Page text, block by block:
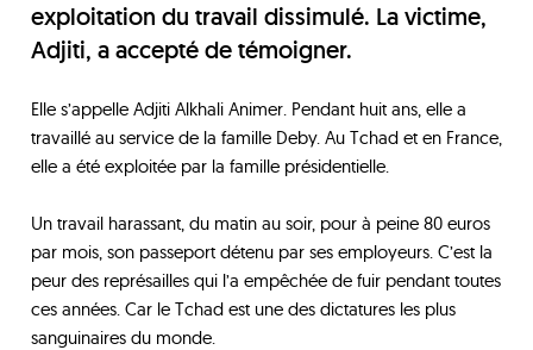
exploitation du travail dissimulé. La victime,
Adjiti, a accepté de témoigner.
Elle s’appelle Adjiti Alkhali Animer. Pendant huit ans, elle a
travaillé au service de la famille Deby. Au Tchad et en France,
elle a été exploitée par la famille présidentielle.
Un travail harassant, du matin au soir, pour à peine 80 euros
par mois, son passeport détenu par ses employeurs. C’est la
peur des représailles qui l’a empêchée de fuir pendant toutes
ces années. Car le Tchad est une des dictatures les plus
sanguinaires du monde.